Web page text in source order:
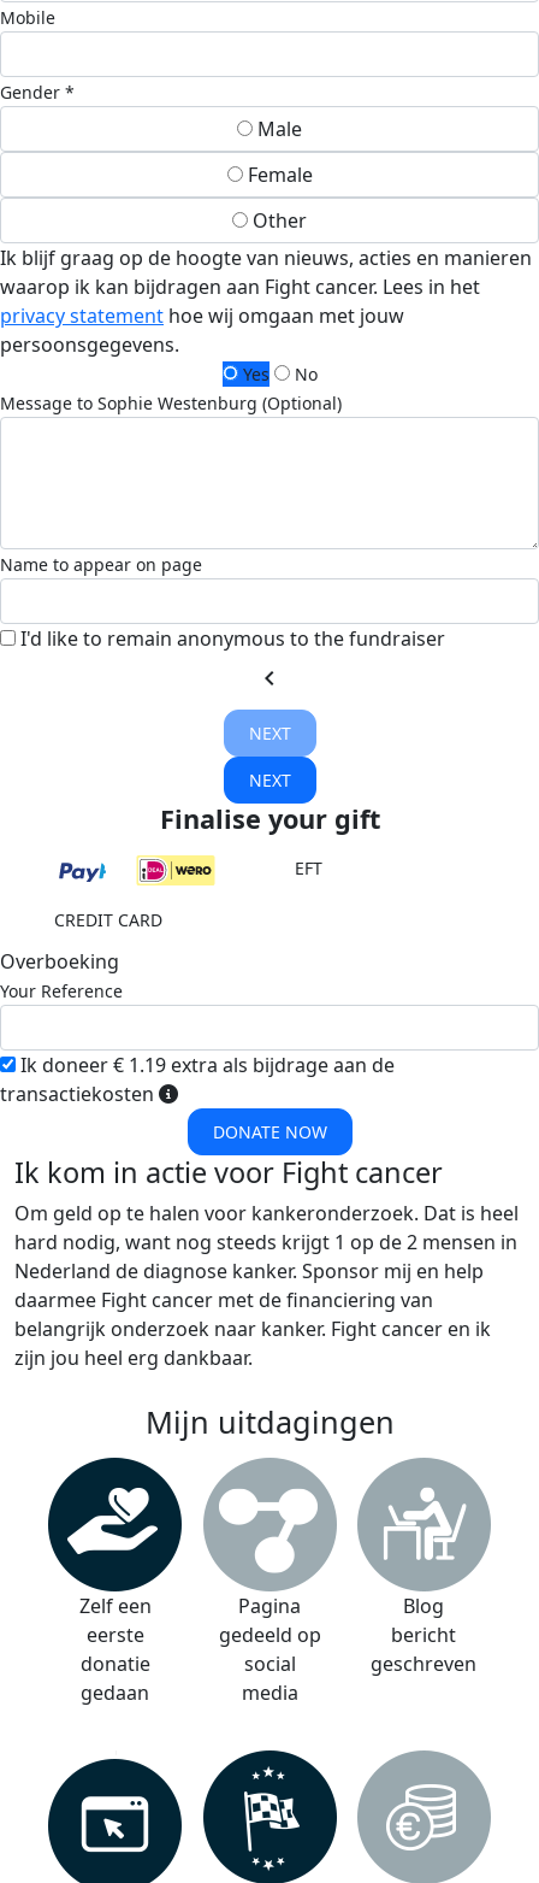
Mobile
Gender *
Male
Female
Other
Ik blijf graag op de hoogte van nieuws, acties en manieren
waarop ik kan bijdragen aan Fight cancer. Lees in het
privacy statement hoe wij omgaan met jouw
persoonsgegevens.
Yes
No
Message to Sophie Westenburg (Optional)
Name to appear on page
I'd like to remain anonymous to the fundraiser
chevron_left
NEXT
NEXT
Finalise your gift
EFT
CREDIT CARD
Overboeking
Your Reference
Ik doneer € 1.19 extra als bijdrage aan de
transactiekosten
DONATE NOW
Ik kom in actie voor Fight cancer
Om geld op te halen voor kankeronderzoek. Dat is heel
hard nodig, want nog steeds krijgt 1 op de 2 mensen in
Nederland de diagnose kanker. Sponsor mij en help
daarmee Fight cancer met de financiering van
belangrijk onderzoek naar kanker. Fight cancer en ik
zijn jou heel erg dankbaar.
Mijn uitdagingen
Zelf een
eerste
donatie
gedaan
Pagina
gedeeld op
social
media
Blog
bericht
geschreven